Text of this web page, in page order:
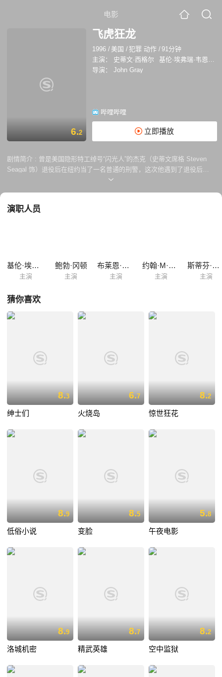
电影
6.2
飞虎狂龙
1996 / 美国 /犯罪 动作 /91分钟
主演：
史蒂文·西格尔 基伦·埃弗瑞·韦恩斯
导演：
John Gray
哔哩哔哩
立即播放
剧情简介 : 曾是美国隐形特工绰号“闪光人”的杰克（史蒂文席格 Steven
Seagal 饰）退役后在纽约当了一名普通的刑警，这次他遇到了退役后的
最大一个挑战。洛山矶出现了一个神出鬼没、手法残忍的连环杀人狂，当
验老到的警探金（基伦埃弗瑞韦恩斯 Keenen Ivory Wayans 饰）。两人
演职人员
基伦·埃弗瑞·韦恩斯
主演
鲍勃·冈顿
主演
布莱恩·考克斯
主演
约翰·M·杰克逊
主演
斯蒂芬·托布罗斯基
主演
猜你喜欢
8.3
绅士们
6.7
火烧岛
8.2
惊世狂花
8.9
低俗小说
8.5
变脸
5.8
午夜电影
8.9
洛城机密
8.7
精武英雄
8.2
空中监狱